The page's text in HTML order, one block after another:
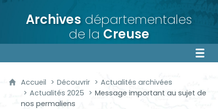
Archives départementales
de la Creuse
Accueil Découvrir
Actualités archivées
Actualités 2025
Message important au sujet de
nos permaliens